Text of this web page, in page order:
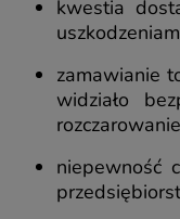
kwestia
zamawianie
widziało
niepewność